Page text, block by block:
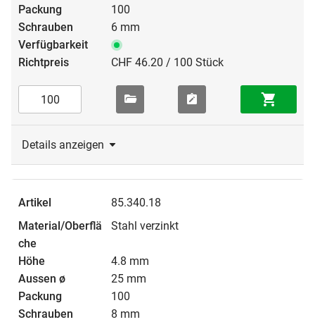
100
6 mm
CHF 46.20 / 100 Stück
Details anzeigen
85.340.18
Stahl verzinkt
4.8 mm
25 mm
100
8 mm